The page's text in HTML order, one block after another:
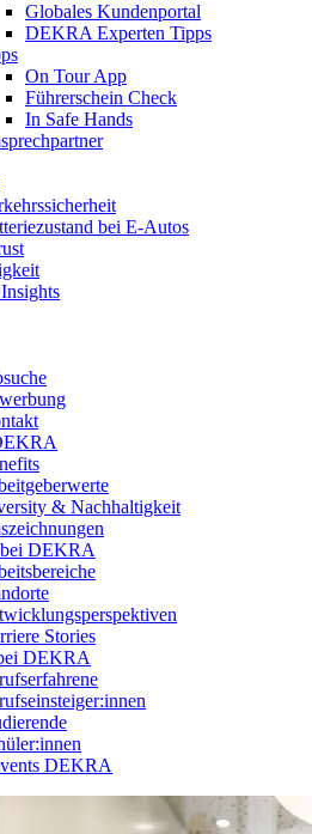
Globales Kundenportal
DEKRA Experten Tipps
On Tour App
Führerschein Check
In Safe Hands
bei E-Autos
& Nachhaltigkeit
DEKRA
Stories
DEKRA
DEKRA